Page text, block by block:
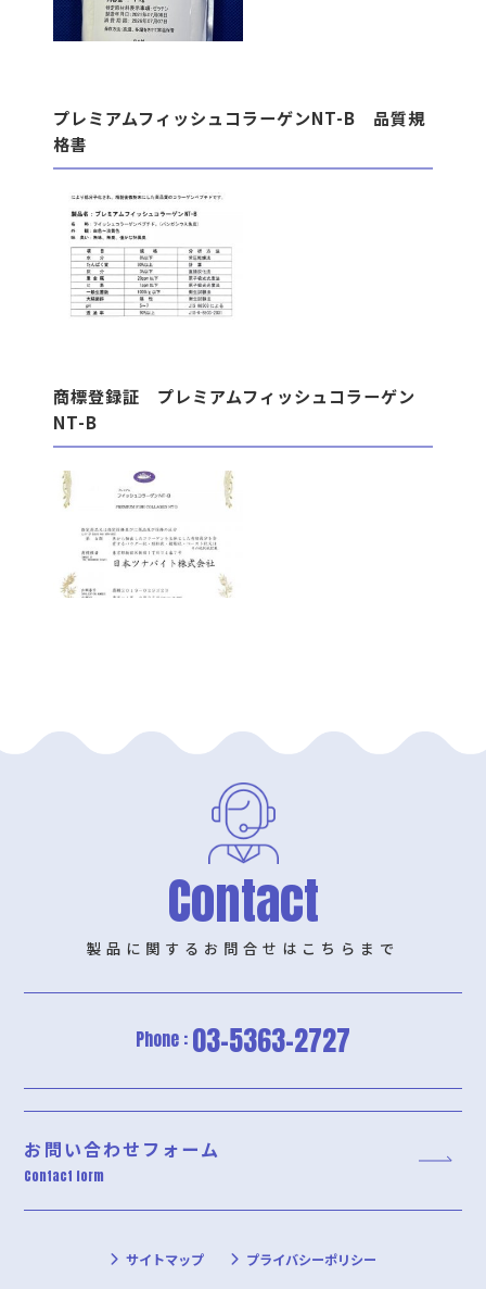
プレミアムフィッシュコラーゲンNT-B 品質規
格書
商標登録証 プレミアムフィッシュコラーゲン
NT-B
Contact
製品に関するお問合せはこちらまで
Phone : 03-5363-2727
お問い合わせフォーム
Contact form
サイトマップ プライバシーポリシー